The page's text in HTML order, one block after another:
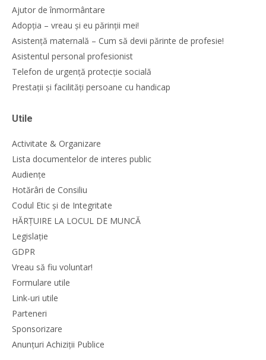
Ajutor de înmormântare
Adopția – vreau și eu părinții mei!
Asistență maternală – Cum să devii părinte de profesie!
Asistentul personal profesionist
Telefon de urgență protecție socială
Prestații și facilități persoane cu handicap
Utile
Activitate & Organizare
Lista documentelor de interes public
Audiențe
Hotărâri de Consiliu
Codul Etic și de Integritate
HĂRȚUIRE LA LOCUL DE MUNCĂ
Legislație
GDPR
Vreau să fiu voluntar!
Formulare utile
Link-uri utile
Parteneri
Sponsorizare
Anunțuri Achiziții Publice